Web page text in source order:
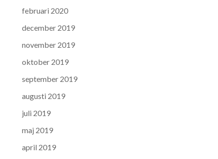
februari 2020
december 2019
november 2019
oktober 2019
september 2019
augusti 2019
juli 2019
maj 2019
april 2019